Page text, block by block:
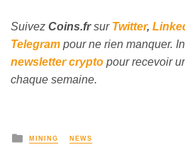
Suivez Coins.frsur Twitter,
Telegram pour ne rien manquer.
newsletter crypto pour recevoir
chaque semaine.
MINING NEWS